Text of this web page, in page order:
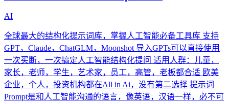
AI
全球最大的结构化提示词库，掌握人工智能必备工具库 支持
GPT，Claude，ChatGLM，Moonshot 导入GPTs可以直接使用
一次买断，一次搞定人工智能结构化提问 适用人群：儿童，
家长，老师，学生，艺术家，员工，高管，老板都合适 欧美
企业，个人，投资机构都在All in Ai，没有第二选择 提示词
Prompt是和人工智能沟通的语言，像英语，汉语一样，必不可